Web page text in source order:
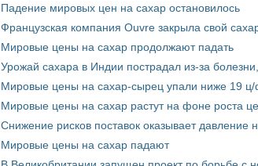
Падение мировых цен на сахар остановилось
Французская компания Ouvre закрыла свой
Мировые цены на сахар продолжают падать
Урожай сахара в Индии пострадал из-за
Мировые цены на сахар-сырец упали ниже 19
Мировые цены на сахар растут на фоне роста
Снижение рисков поставок оказывает давление
Мировые цены на сахар падают